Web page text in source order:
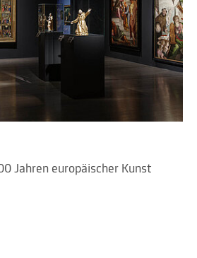
Jahren europäischer Kunst